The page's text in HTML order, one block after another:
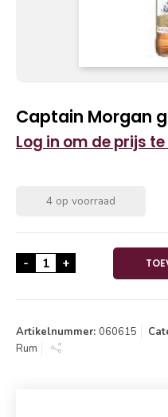
Captain Morgan
Log in om de prijs te
4 op voorraad
- Captain Morgan gold
+
Artikelnummer: 060615
Rum